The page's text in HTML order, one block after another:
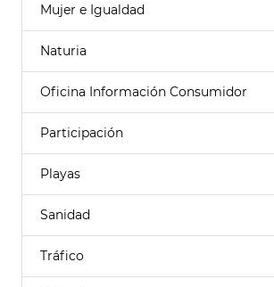
Mujer e Igualdad
Naturia
Oficina Información Consumidor
Participación
Playas
Sanidad
Tráfico